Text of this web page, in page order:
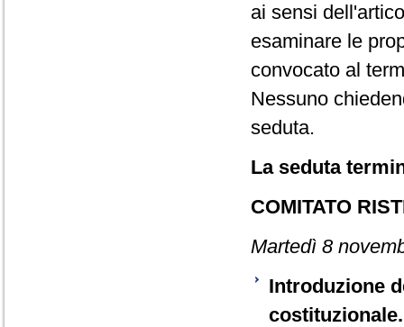
ai sensi
esaminare le
convocato al
Nessuno
seduta.
La seduta
COMITATO
Martedì 8
Introduzione
costituzionale.